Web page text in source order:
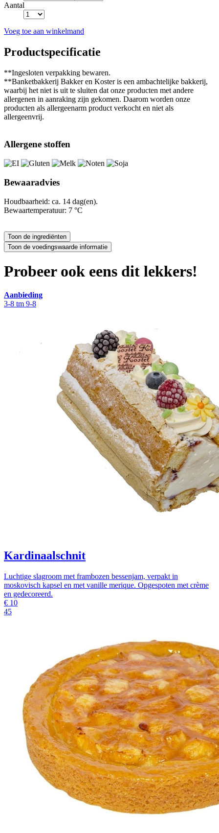
Aantal
Voeg toe aan winkelmand
Productspecificatie
**Ingesloten verpakking bewaren.
**Banketbakkerij Bakker en Koster is een ambachtelijke bakkerij,
waarbij het niet is uit te sluiten dat onze producten met andere
allergenen in aanraking zijn gekomen. Daarom worden onze
producten als allergeenarm product verkocht en niet als
allergeenvrij.
Allergene stoffen
Bewaaradvies
Houdbaarheid: ca. 14 dag(en).
Bewaartemperatuur: 7 °C
Probeer ook eens dit lekkers!
Aanbieding
3-8 tm 9-8
Kardinaalschnit
Luchtige slagroom met frambozen bessenjam, verpakt in
moskovisch kapsel en met vanille merique. Opgespoten met crème
en gedecoreerd.
€ 10
45